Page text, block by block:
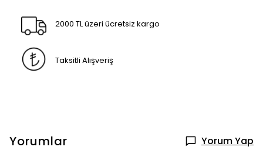
2000 TL üzeri ücretsiz kargo
Taksitli Alışveriş
Yorumlar Yorum Yap